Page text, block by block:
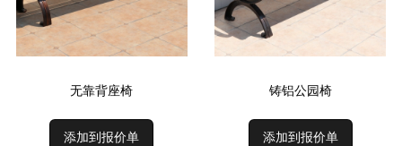
无靠背座椅
添加到报价单
铸铝公园椅
添加到报价单